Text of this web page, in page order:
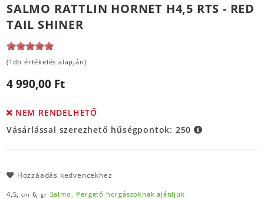
SALMO RATTLIN HORNET H4,5 RTS - RED
TAIL SHINER
(1db értékelés alapján)
4 990,00 Ft
NEM RENDELHETŐ
Vásárlással szerezhető hűségpontok: 250
Hozzáadás kedvencekhez
4,5, cm 6,gr Salmo, Pergető horgászoknak ajánljuk